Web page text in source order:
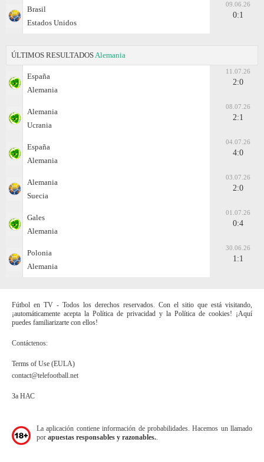
Brasil
Estados Unidos
09.06.26
0:1
ÚLTIMOS RESULTADOS Alemania
España
Alemania
11.07.26
2:0
Alemania
Ucrania
08.07.26
2:1
España
Alemania
04.07.26
4:0
Alemania
Suecia
03.07.26
2:0
Gales
Alemania
01.07.26
0:4
Polonia
Alemania
30.06.26
1:1
Fútbol en TV - Todos los derechos reservados. Con el sitio que está visitando,
¡automáticamente acepta la Política de privacidad y la Política de cookies! ¡Aquí
puedes familiarizarte con ellos!
Contáctenos:
Terms of Use (EULA)
contact@telefootball.net
За НАС
La aplicación contiene información de probabilidades. Hacemos un llamado
por apuestas responsables y razonables.